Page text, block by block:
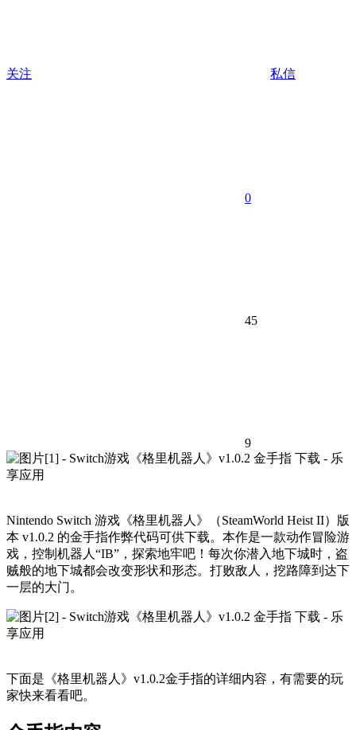
关注 私信
0
45
9
Nintendo Switch 游戏《格里机器人》（SteamWorld Heist II）版
本 v1.0.2 的金手指作弊代码可供下载。本作是一款动作冒险游
戏，控制机器人“IB”，探索地牢吧！每次你潜入地下城时，盗
贼般的地下城都会改变形状和形态。打败敌人，挖路障到达下
一层的大门。
下面是《格里机器人》v1.0.2金手指的详细内容，有需要的玩
家快来看看吧。